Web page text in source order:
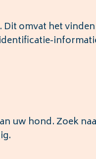
omvat het
uw hond. Zoek